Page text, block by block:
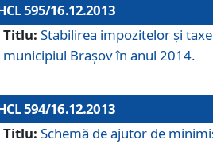
595/16.12.2013
Titlu: Stabilirea impozitelor şi
municipiul Braşov în anul 2014.
594/16.12.2013
Titlu: Schemă de ajutor de